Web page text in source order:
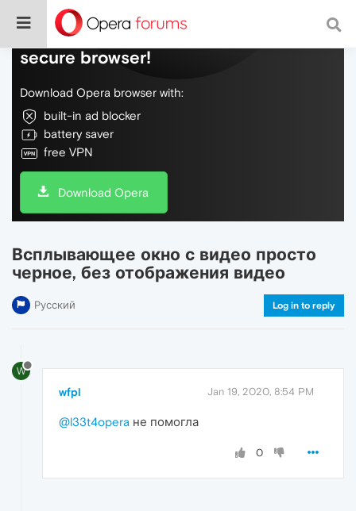
Do more on the web, with a fast and
secure browser!
Download Opera browser with:
built-in ad blocker
battery saver
free VPN
Download Opera
Всплывающее окно с видео просто
черное, без отображения видео
Русский Log in to reply
W
wfpl Jan 19, 2020, 8:54 PM
@l33t4opera не помогла
0